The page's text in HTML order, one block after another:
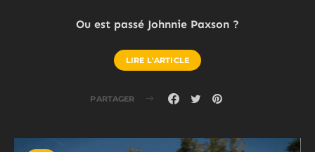
Ou est passé Johnnie Paxson ?
LIRE L'ARTICLE
PARTAGER